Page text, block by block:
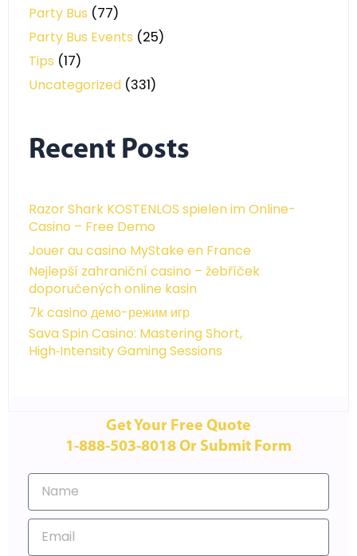
Party Bus (77)
Party Bus Events (25)
Tips (17)
Uncategorized (331)
Recent Posts
Razor Shark KOSTENLOS spielen im Online-
Casino – Free Demo
Jouer au casino MyStake en France
Nejlepší zahraniční casino – žebříček
doporučených online kasin
7k casino демо-режим игр
Sava Spin Casino: Mastering Short,
High‑Intensity Gaming Sessions
Get Your Free Quote
1-888-503-8018 Or Submit Form